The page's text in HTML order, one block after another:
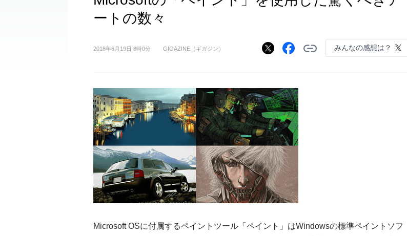
ートの数々
2018年6月19日 8時0分 GIGAZINE（ギガジン） みんなの感想は？
Microsoft OSに付属するペイントツール「ペイント」はWindowsの標準ペイントソフ